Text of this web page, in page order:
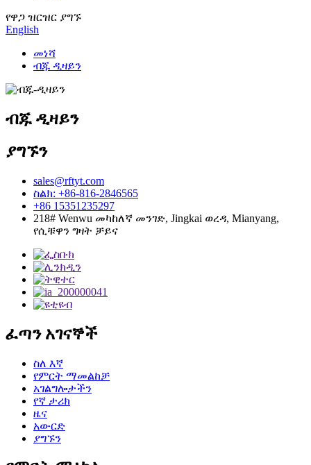
የዋጋ ዝርዝር ያግኙ
English
መነሻ
ብጁ ዲዛይን
ብጁ ዲዛይን
ያግኙን
sales@rftyt.com
ስልክ: +86-816-2846565
+86 15351235297
218# Wenwu መካከለኛ መንገድ, Jingkai ወረዳ, Mianyang,
የሲቹዋን ግዛት ቻይና
ፈጣን አገናኞች
ስለ እኛ
የምርት ማመልከቻ
አገልግሎታችን
የኛ ታሪክ
ዜና
አውርድ
ያግኙን